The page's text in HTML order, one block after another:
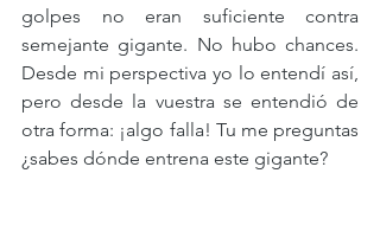
golpes no eran suficiente contra
semejante gigante. No hubo chances.
Desde mi perspectiva yo lo entendí así,
pero desde la vuestra se entendió de
otra forma: ¡algo falla! Tu me preguntas
¿sabes dónde entrena este gigante?